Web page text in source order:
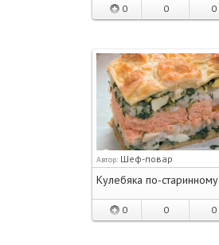
0 0 0
Автор: Шеф-повар
Кулебяка по-старинному
0 0 0